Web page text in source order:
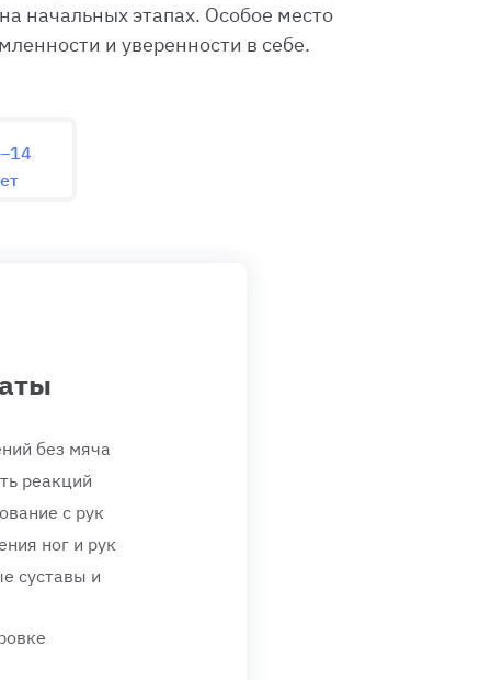
начальных этапах. Особое место
и уверенности в себе.
без мяча
реакций
с рук
ног и рук
суставы и